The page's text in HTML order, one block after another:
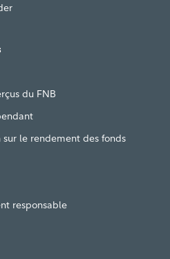
du FNB
le rendement des fonds
responsable